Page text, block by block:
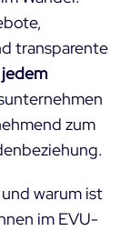
transparente
zum
warum ist
im EVU-